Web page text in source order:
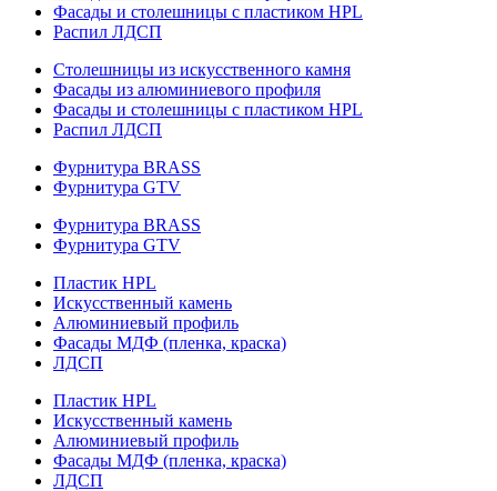
Фасады и столешницы с пластиком HPL
Распил ЛДСП
Столешницы из искусственного камня
Фасады из алюминиевого профиля
Фасады и столешницы с пластиком HPL
Распил ЛДСП
Фурнитура BRASS
Фурнитура GTV
Фурнитура BRASS
Фурнитура GTV
Пластик HPL
Искусственный камень
Алюминиевый профиль
Фасады МДФ (пленка, краска)
ЛДСП
Пластик HPL
Искусственный камень
Алюминиевый профиль
Фасады МДФ (пленка, краска)
ЛДСП